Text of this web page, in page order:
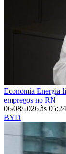
Economia Energia
empregos no RN
06/08/2026 às 05:24
BYD